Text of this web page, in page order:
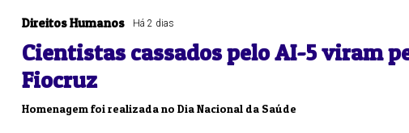
Direitos Humanos Há 2 dias
Cientistas cassados pelo AI-5 viram
Fiocruz
Homenagem foi realizada no Dia Nacional da Saúde